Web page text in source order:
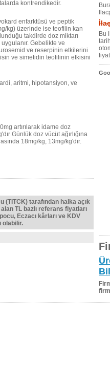
kontrendikedir.
enfarktüsü ve peptik
kg) üzerinde ise teofilin kan
takdirde doz miktarı
Gebelikte ve
ve reserpinin etkilerini
ve simetidin teofilinin etkisini
aritmi, hipotansiyon, ve
artırılarak idame doz
Günlük doz vücüt ağırlığına
18mg/kg, 13mg/kg'dır.
(TITCK) tarafından halka açık
TL bazlı referans fiyatları
Eczacı kârları ve KDV
olabilir.
Bu